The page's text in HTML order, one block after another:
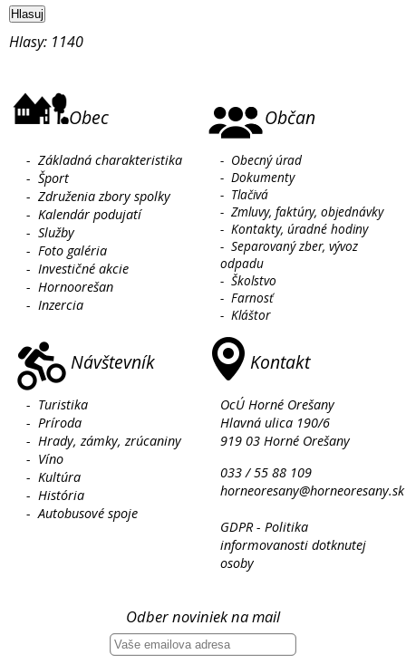
Hlasuj
Hlasy: 1140
Obec
-Základná charakteristika
-Šport
-Združenia zbory spolky
- Kalendár podujatí
-Služby
- Foto galéria
- Investičné akcie
- Hornoorešan
- Inzercia
Občan
- Obecný úrad
-Dokumenty
- Tlačivá
-Zmluvy, faktúry, objednávky
-Kontakty, úradné hodiny
-Separovaný zber, vývoz
odpadu
-Školstvo
-Farnosť
-Kláštor
Návštevník
- Turistika
- Príroda
- Hrady, zámky, zrúcaniny
- Víno
- Kultúra
- História
-Autobusové spoje
Kontakt
OcÚ Horné Orešany
Hlavná ulica 190/6
919 03 Horné Orešany
033 / 55 88 109
horneoresany@horneoresany.sk
GDPR - Politika
informovanosti dotknutej
osoby
Odber noviniek na mail